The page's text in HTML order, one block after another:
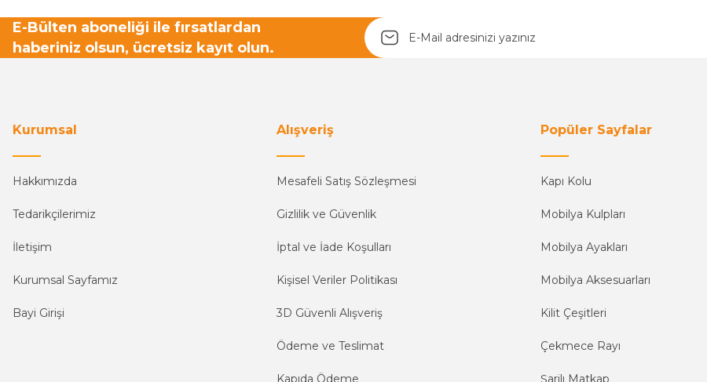
E-Bülten aboneliği ile fırsatlardan
haberiniz olsun, ücretsiz kayıt olun.
Kurumsal
Hakkımızda
Tedarikçilerimiz
İletişim
Kurumsal Sayfamız
Bayi Girişi
Alışveriş
Mesafeli Satış Sözleşmesi
Gizlilik ve Güvenlik
İptal ve İade Koşulları
Kişisel Veriler Politikası
3D Güvenli Alışveriş
Ödeme ve Teslimat
Kapıda Ödeme
Popüler Sayfalar
Kapı Kolu
Mobilya Kulpları
Mobilya Ayakları
Mobilya Aksesuarları
Kilit Çeşitleri
Çekmece Rayı
Şarjlı Matkap